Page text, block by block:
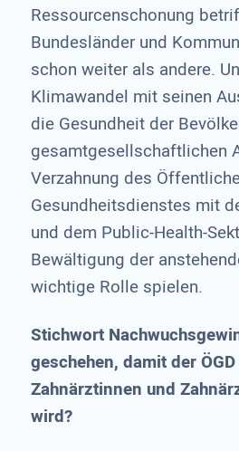
Ressourcenschonung
Bundesländer und
schon weiter als andere.
Klimawandel mit seinen
die Gesundheit der
gesamtgesellschaftlichen
Verzahnung des
Gesundheitsdienstes mit
und dem Public-Health-
Bewältigung der
wichtige Rolle spielen.
Stichwort
geschehen, damit der
Zahnärztinnen und
wird?